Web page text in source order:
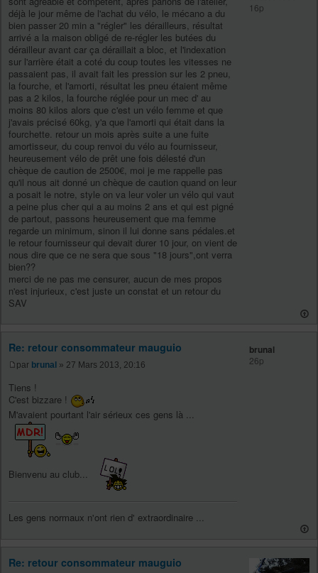
déjà le jour même de l'achat du vélo, le mécano a du
bien passer 20 min a "régler" les dérailleurs, résultat
arrivé a la maison obligé de re-régler les butées du
dérailleur avant car ça déraillait a bloc, et l'indexation
sur l'arrière était a coté du coup toutes les vitesses ne
passaient pas, il avait fait les pression sur les 2 pneu,
la fourche, et l'amorti, résultat les pneu étaient même
pas a 2 kilos, la fourche réglée pour un mec d' au
moins 80 kilos alors que c'est un vélo femme et que
j'avais précisé 60kg, y'a que l'amorti qui était dans la
fourchette. retour un mois après suite a une fuite
amortisseur, du coup renvoi du vélo au fournisseur,
heureusement vélo de prêt une fois délesté d'un
chèque de caution de 2500€, moi je me rappelle pas
qu'il nous ait donné un chèque de caution quand on leur
a posait le notre, style on va leur voler un vélo qui vaut
a peine plus cher qui a au moins 2 ans et qui est pigné
de partout, passons heureusement que ma femme
regarde un minimum, sinon il lui donne sans pédales.et
le retour fournisseur qui devait durer 10 jour, on vient de
nous dire que ce ne sera que sous "18 jours",ont verra
bien??
merci de ne pas me censurer, aucun de mes propos
n'est injurieux, c'est juste un constat et un retour du
SAV
16p
Re: retour consommateur mauguio
par brunal » 27 Mars 2013, 20:16
Tiens !
C'est bizzare !
M'avaient pourtant l'air sérieux ces gens là ...
Bienvenu au club...
Les gens normaux n'ont rien d' extraordinaire ...
brunal
26p
Re: retour consommateur mauguio